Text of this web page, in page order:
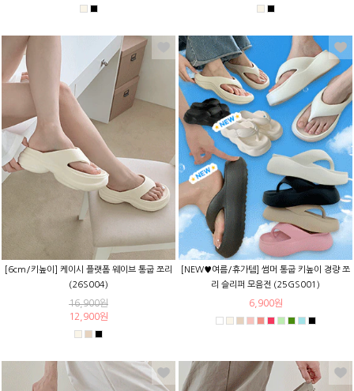
[6cm/키높이] 케이시 플랫폼 웨이브 통굽 쪼리
(26S004)
16,900원
12,900원
[NEW♥여름/휴가템] 썸머 통굽 키높이 경량 쪼
리 슬리퍼 모음전 (25GS001)
6,900원